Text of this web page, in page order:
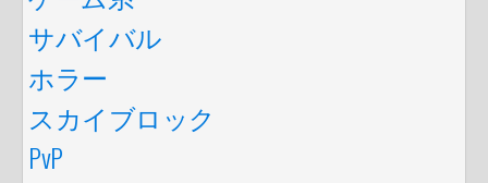
サバイバル
ホラー
スカイブロック
PvP